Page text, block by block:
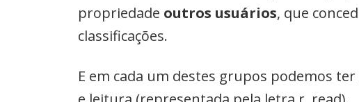
propriedade outros usuários, que
classificações.
E em cada um destes grupos podemos